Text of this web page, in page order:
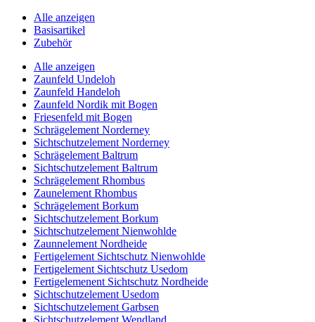
Alle anzeigen
Basisartikel
Zubehör
Alle anzeigen
Zaunfeld Undeloh
Zaunfeld Handeloh
Zaunfeld Nordik mit Bogen
Friesenfeld mit Bogen
Schrägelement Norderney
Sichtschutzelement Norderney
Schrägelement Baltrum
Sichtschutzelement Baltrum
Schrägelement Rhombus
Zaunelement Rhombus
Schrägelement Borkum
Sichtschutzelement Borkum
Sichtschutzelement Nienwohlde
Zaunnelement Nordheide
Fertigelement Sichtschutz Nienwohlde
Fertigelement Sichtschutz Usedom
Fertigelemenent Sichtschutz Nordheide
Sichtschutzelement Usedom
Sichtschutzelement Garbsen
Sichtschutzelement Wendland